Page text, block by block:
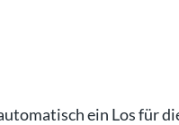
ein Los für